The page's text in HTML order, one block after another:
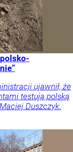
ujawnił, że
testują polską
Duszczyk.